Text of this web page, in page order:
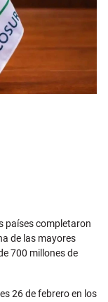
países completaron
de las mayores
700 millones de
26 de febrero en los